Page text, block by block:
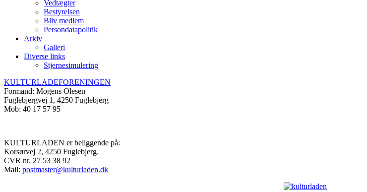
Vedtægter
Bestyrelsen
Bliv medlem
Persondatapolitik
Arkiv
Galleri
Diverse links
Stjernesimulering
KULTURLADEFORENINGEN
Formand: Mogens Olesen
Fuglebjergvej 1, 4250 Fuglebjerg
Mob: 40 17 57 95
KULTURLADEN er beliggende på:
Korsørvej 2, 4250 Fuglebjerg.
CVR nr. 27 53 38 92
Mail: postmaster@kulturladen.dk